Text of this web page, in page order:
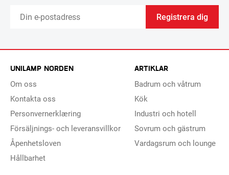
Registrera dig
UNILAMP NORDEN
Om oss
Kontakta oss
Personvernerklæring
Försäljnings- och leveransvillkor
Åpenhetsloven
Hållbarhet
ARTIKLAR
Badrum och våtrum
Kök
Industri och hotell
Sovrum och gästrum
Vardagsrum och lounge